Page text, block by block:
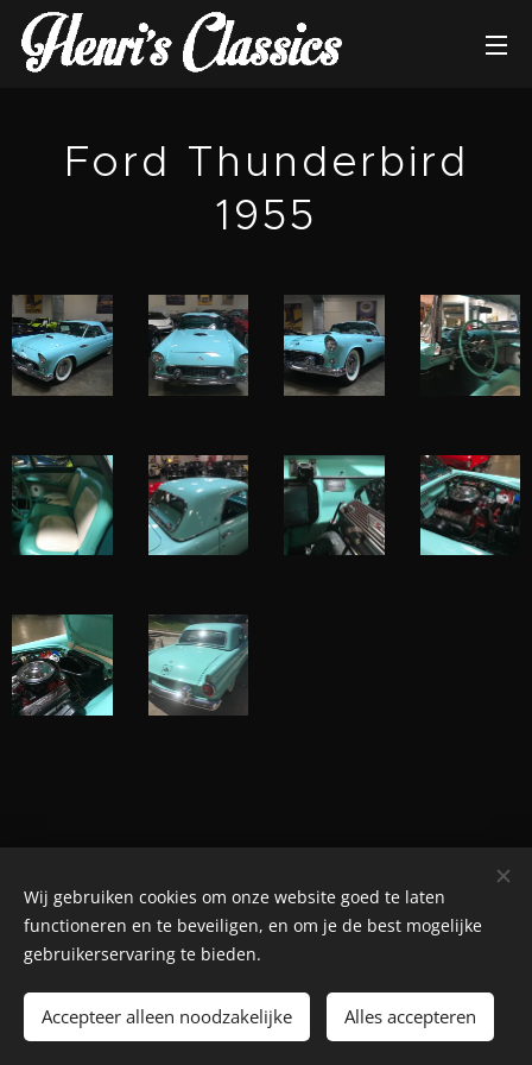
Ford Thunderbird
1955
© Henri's classics
Cookies
Talen
Nederlands
American English Français
Wij gebruiken cookies om onze website goed te laten
functioneren en te beveiligen, en om je de best mogelijke
gebruikerservaring te bieden.
Accepteer alleen noodzakelijke Alles accepteren